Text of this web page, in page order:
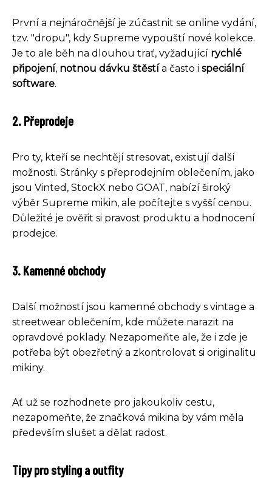
První a nejnáročnější je zúčastnit se online vydání,
tzv. "dropu", kdy Supreme vypouští nové kolekce.
Je to ale běh na dlouhou trať, vyžadující rychlé
připojení, notnou dávku štěstía často i speciální
software.
2. Přeprodeje
Pro ty, kteří se nechtějí stresovat, existují další
možnosti. Stránky s přeprodejním oblečením, jako
jsou Vinted, StockX nebo GOAT, nabízí široký
výběr Supreme mikin, ale počítejte s vyšší cenou.
Důležité je ověřit si pravost produktu a hodnocení
prodejce.
3. Kamenné obchody
Další možností jsou kamenné obchody s vintage a
streetwear oblečením, kde můžete narazit na
opravdové poklady. Nezapomeňte ale, že i zde je
potřeba být obezřetný a zkontrolovat si originalitu
mikiny.
Ať už se rozhodnete pro jakoukoliv cestu,
nezapomeňte, že značková mikina by vám měla
především slušet a dělat radost.
Tipy pro styling a outfity